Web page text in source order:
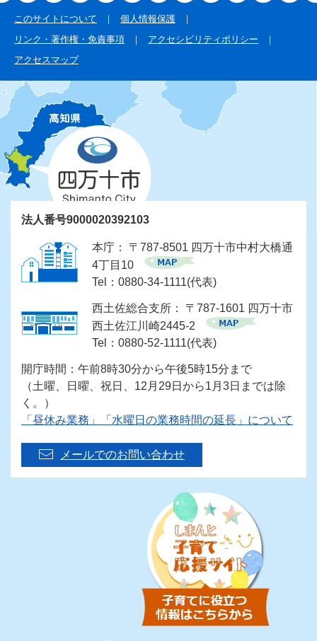
このサイトについて
個人情報保護
リンク・著作権・免責事項
アクセシビリティポリシー
アクセスマップ
法人番号9000020392103
本庁： 〒787-8501 四万十市中村大橋通
4丁目10
Tel：0880-34-1111(代表)
西土佐総合支所： 〒787-1601 四万十市
西土佐江川崎2445-2
Tel：0880-52-1111(代表)
開庁時間：午前8時30分から午後5時15分まで
（土曜、日曜、祝日、12月29日から1月3日までは除
く。）
「昼休み業務」「水曜日の業務時間の延長」について
メールでのお問い合わせ